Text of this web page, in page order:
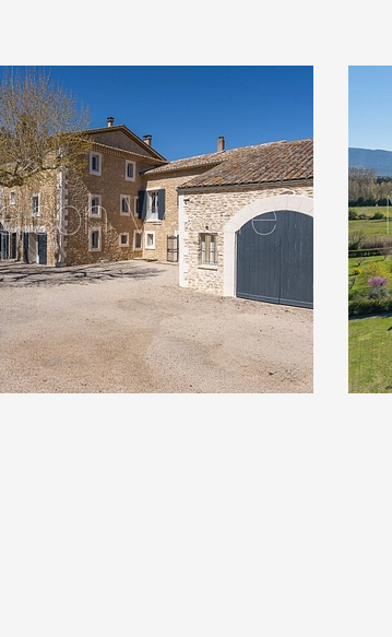
La
ajoute
salle
hauteur
de type
une